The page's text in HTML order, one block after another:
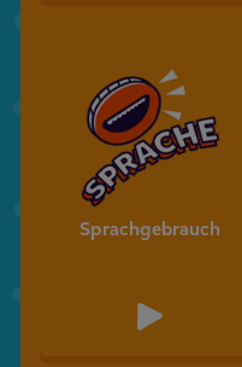
Sprachgebrauch